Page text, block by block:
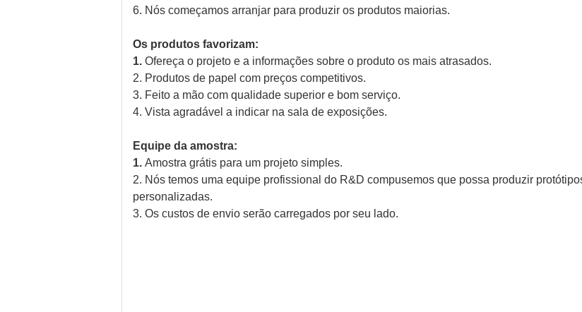
6. Nós começamos arranjar para produzir os produtos maiorias.
Os produtos favorizam:
1. Ofereça o projeto e a informações sobre o produto os mais atrasados.
2. Produtos de papel com preços competitivos.
3. Feito a mão com qualidade superior e bom serviço.
4. Vista agradável a indicar na sala de exposições.
Equipe da amostra:
1. Amostra grátis para um projeto simples.
2. Nós temos uma equipe profissional do R&D compusemos que possa produzir
personalizadas.
3. Os custos de envio serão carregados por seu lado.